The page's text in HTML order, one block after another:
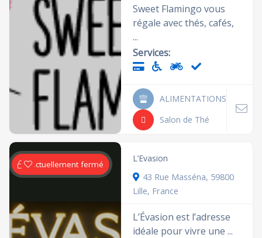
Sweet Flamingo vous
régale avec thés, cafés,
...
Services:
ALIMENTATIONS
Salon de Thé
Actuellement fermé
L’Evasion
43 Rue Masséna, 59800
Lille, France
L’Évasion est l’adresse
idéale pour vivre une ...